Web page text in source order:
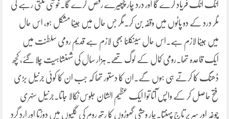
انگ انگ فریاد کرے گا اور درد چار چپھیرے رقص کرے گا۔خوشی ملتی رہے گی
مگر درد کے دو پاٹوں میں وقفہ بن کر۔مگر جس حال میں جینا مشکل ہو، اس حال
میں جینا لازم ہے۔اس حال سینکلنا بھی لازم ہے قدیم رومی سلطنت میں
ایک قاعدہ تھا۔رومی کمال کے لوگ تھے۔ہزار سال کی شہنشاہیت چلا گئے، کچھ
ڈھنگ کا کرتے ہی ہوں گے۔ان کا دستور تھا کہ جب ان کا کوئی جرنیل بڑی
فتح حاصل کر کے واپس آتا توا ایک عظیم الشان جلوس نکالا جاتا۔جرنیل سنہری
چوغہ اور سر پر تاج پہنتا۔چار وحشی گھوڑوں کا رتھ روم کی گلیوں میں دوڑتا اور ارد گرد